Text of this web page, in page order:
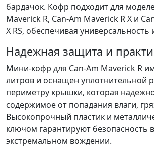
бардачок. Кофр подходит для
Maverick R, Can-Am Maverick R X и
X RS, обеспечивая универсальность
Надежная защита и
Мини-кофр для Can-Am Maverick R
литров и оснащен уплотнительной
периметру крышки, которая
содержимое от попадания влаги,
Высокопрочный пластик и
ключом гарантируют безопасность
экстремальном вождении.